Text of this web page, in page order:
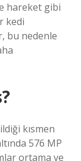
hareket gibi
kedi
bu nedenle
kısmen
576 MP
ortama ve